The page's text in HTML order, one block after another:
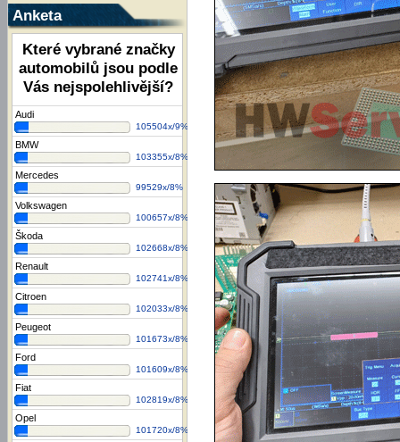
Anketa
Které vybrané značky
automobilů jsou podle
Vás nejspolehlivější?
Audi
105504x/9%
BMW
103355x/8%
Mercedes
99529x/8%
Volkswagen
100657x/8%
Škoda
102668x/8%
Renault
102741x/8%
Citroen
102033x/8%
Peugeot
101673x/8%
Ford
101609x/8%
Fiat
102819x/8%
Opel
101720x/8%